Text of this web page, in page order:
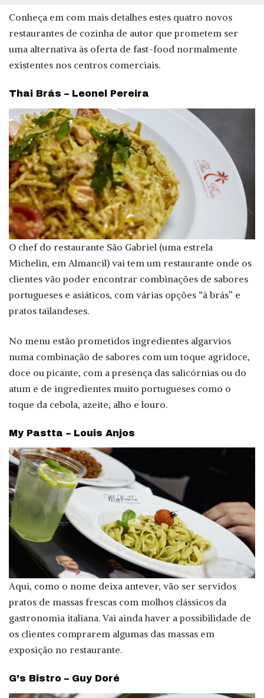
Conheça em com mais detalhes estes quatro novos
restaurantes de cozinha de autor que prometem ser
uma alternativa às oferta de fast-food normalmente
existentes nos centros comerciais.
Thai Brás – Leonel Pereira
O chef do restaurante São Gabriel (uma estrela
Michelin, em Almancil) vai tem um restaurante onde os
clientes vão poder encontrar combinações de sabores
portugueses e asiáticos, com várias opções “à brás” e
pratos tailandeses.
No menu estão prometidos ingredientes algarvios
numa combinação de sabores com um toque agridoce,
doce ou picante, com a presença das salicórnias ou do
atum e de ingredientes muito portugueses como o
toque da cebola, azeite, alho e louro.
My Pastta – Louis Anjos
Aqui, como o nome deixa antever, vão ser servidos
pratos de massas frescas com molhos clássicos da
gastronomia italiana. Vai ainda haver a possibilidade de
os clientes comprarem algumas das massas em
exposição no restaurante.
G’s Bistro – Guy Doré